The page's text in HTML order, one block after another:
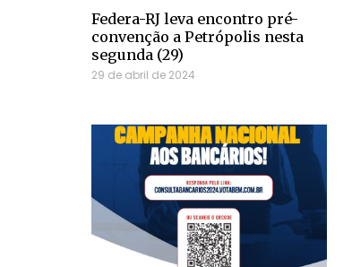
Federa-RJ leva encontro pré-
convenção a Petrópolis nesta
segunda (29)
29 de abril de 2024